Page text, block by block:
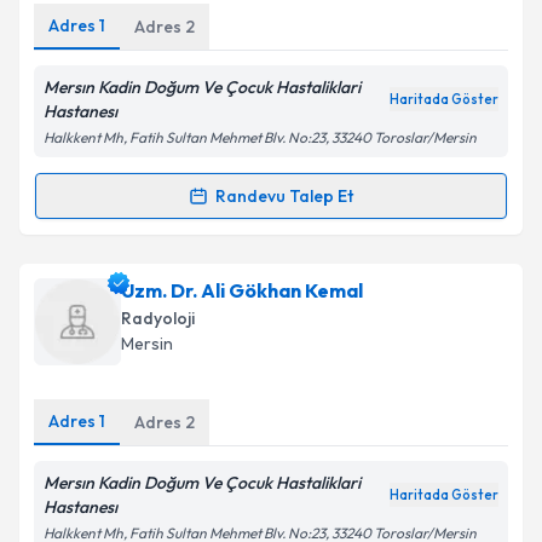
Kişisel verilerimin işlenmesine ilişkin
Aydınlatma
Metni'ni okudum ve kişisel verilerimin belirtilen
Adres 1 Adres 2
Mersın Kadin Doğum Ve Çocuk Hastaliklari
Hastanesı
Haritada Göster
Halkkent Mh, Fatih Sultan Mehmet Blv. No:23, 33240 Toroslar/Mersin
Randevu Talep Et
Randevu Takvimi Talebi
Dr. Fevzi Uzuniçin randevu takvimi talebi oluşturun.
Size bu uzmandan randevu almanız için bir takvim
hazırlandığında e-posta ile bilgilendireceğiz.
Kişisel verilerimin işlenmesine ilişkin
Aydınlatma
Metni'ni okudum ve kişisel verilerimin belirtilen
Uzm. Dr. Ali Gökhan Kemal
Radyoloji
Mersin
Adres 1 Adres 2
Mersın Kadin Doğum Ve Çocuk Hastaliklari
Hastanesı
Haritada Göster
Halkkent Mh, Fatih Sultan Mehmet Blv. No:23, 33240 Toroslar/Mersin